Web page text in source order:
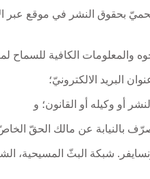
بحقوق النشر في موقع عبر
والمعلومات الكافية للسماح
البريد الالكترونيّ؛
أو وكيله أو القانون؛ و
بالنيابة عن مالك الحقّ